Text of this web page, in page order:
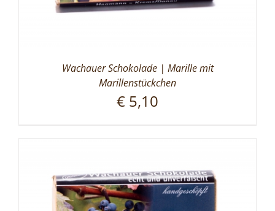
Wachauer Schokolade | Marille mit
Marillenstückchen
€ 5,10